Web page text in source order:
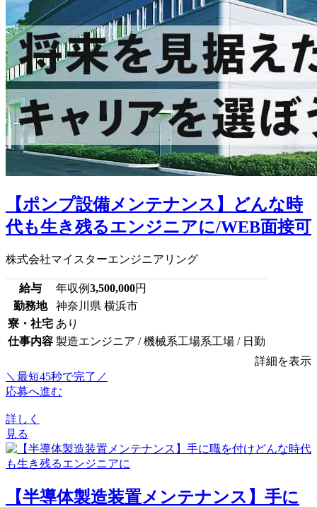
【ポンプ設備メンテナンス】どんな時
代も生き残るエンジニアに/WEB面接可
株式会社マイスターエンジニアリング
給与 年収例3,500,000円
勤務地
神奈川県 横浜市
寮・社宅 あり
仕事内容 製造エンジニア / 機械系工場系工場 / 日勤
詳細を表示
＼最短45秒で完了／
応募へ進む
詳しく
見る
【半導体製造装置メンテナンス】手に